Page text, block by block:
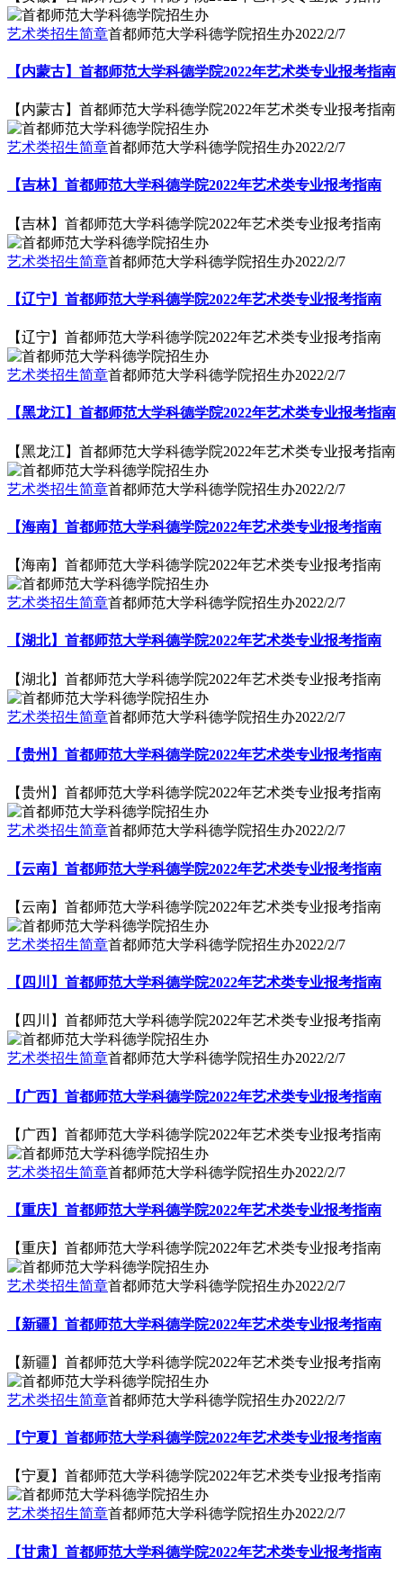
艺术类招生简章首都师范大学科德学院招生办2022/2/7
【内蒙古】首都师范大学科德学院2022年艺术类专业报考指南
【内蒙古】首都师范大学科德学院2022年艺术类专业报考指南
艺术类招生简章首都师范大学科德学院招生办2022/2/7
【吉林】首都师范大学科德学院2022年艺术类专业报考指南
【吉林】首都师范大学科德学院2022年艺术类专业报考指南
艺术类招生简章首都师范大学科德学院招生办2022/2/7
【辽宁】首都师范大学科德学院2022年艺术类专业报考指南
【辽宁】首都师范大学科德学院2022年艺术类专业报考指南
艺术类招生简章首都师范大学科德学院招生办2022/2/7
【黑龙江】首都师范大学科德学院2022年艺术类专业报考指南
【黑龙江】首都师范大学科德学院2022年艺术类专业报考指南
艺术类招生简章首都师范大学科德学院招生办2022/2/7
【海南】首都师范大学科德学院2022年艺术类专业报考指南
【海南】首都师范大学科德学院2022年艺术类专业报考指南
艺术类招生简章首都师范大学科德学院招生办2022/2/7
【湖北】首都师范大学科德学院2022年艺术类专业报考指南
【湖北】首都师范大学科德学院2022年艺术类专业报考指南
艺术类招生简章首都师范大学科德学院招生办2022/2/7
【贵州】首都师范大学科德学院2022年艺术类专业报考指南
【贵州】首都师范大学科德学院2022年艺术类专业报考指南
艺术类招生简章首都师范大学科德学院招生办2022/2/7
【云南】首都师范大学科德学院2022年艺术类专业报考指南
【云南】首都师范大学科德学院2022年艺术类专业报考指南
艺术类招生简章首都师范大学科德学院招生办2022/2/7
【四川】首都师范大学科德学院2022年艺术类专业报考指南
【四川】首都师范大学科德学院2022年艺术类专业报考指南
艺术类招生简章首都师范大学科德学院招生办2022/2/7
【广西】首都师范大学科德学院2022年艺术类专业报考指南
【广西】首都师范大学科德学院2022年艺术类专业报考指南
艺术类招生简章首都师范大学科德学院招生办2022/2/7
【重庆】首都师范大学科德学院2022年艺术类专业报考指南
【重庆】首都师范大学科德学院2022年艺术类专业报考指南
艺术类招生简章首都师范大学科德学院招生办2022/2/7
【新疆】首都师范大学科德学院2022年艺术类专业报考指南
【新疆】首都师范大学科德学院2022年艺术类专业报考指南
艺术类招生简章首都师范大学科德学院招生办2022/2/7
【宁夏】首都师范大学科德学院2022年艺术类专业报考指南
【宁夏】首都师范大学科德学院2022年艺术类专业报考指南
艺术类招生简章首都师范大学科德学院招生办2022/2/7
【甘肃】首都师范大学科德学院2022年艺术类专业报考指南